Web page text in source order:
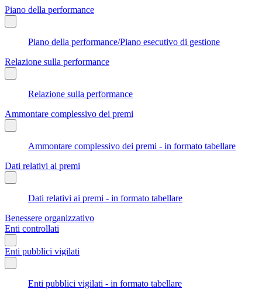
Piano della performance
Piano della performance/Piano esecutivo di gestione
Relazione sulla performance
Relazione sulla performance
Ammontare complessivo dei premi
Ammontare complessivo dei premi - in formato tabellare
Dati relativi ai premi
Dati relativi ai premi - in formato tabellare
Benessere organizzativo
Enti controllati
Enti pubblici vigilati
Enti pubblici vigilati - in formato tabellare